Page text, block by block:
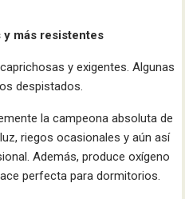
y más resistentes
y exigentes. Algunas
despistados.
la campeona absoluta de
riegos ocasionales y aún así
Además, produce oxígeno
perfecta para dormitorios.